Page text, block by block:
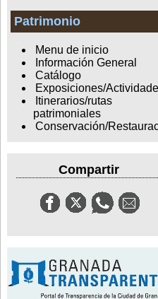
Patrimonio
Menu de inicio
Información General
Catálogo
Exposiciones/
Itinerarios/rutas
patrimoniales
Conservación/
Compartir